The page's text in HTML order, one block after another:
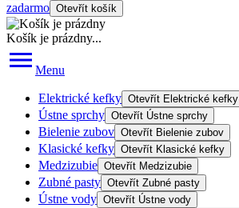
zadarmo Otevřít košík
Košík je prázdny...
Menu
Elektrické kefky Otevřít Elektrické kefky
Ústne sprchy Otevřít Ústne sprchy
Bielenie zubov Otevřít Bielenie zubov
Klasické kefky Otevřít Klasické kefky
Medzizubie Otevřít Medzizubie
Zubné pasty Otevřít Zubné pasty
Ústne vody Otevřít Ústne vody